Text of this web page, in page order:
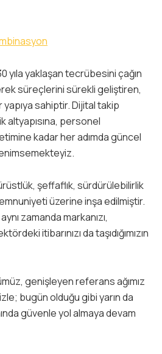
yıla yaklaşan tecrübesini çağın
süreçlerini sürekli geliştiren,
sahiptir. Dijital takip
altyapısına, personel
kadar her adımda güncel
şeffaflık, sürdürülebilirlik
üzerine inşa edilmiştir.
zamanda markanızı,
itibarınızı da taşıdığımızın
genişleyen referans ağımız
bugün olduğu gibi yarın da
güvenle yol almaya devam